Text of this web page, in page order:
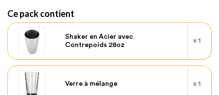
Ce pack contient
Shaker en Acier avec
Contrepoids 28oz
x 1
Verre à mélange x 1